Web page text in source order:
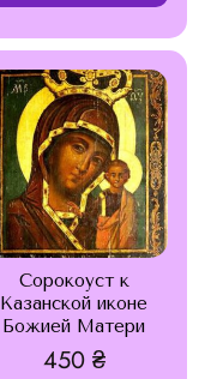
Сорокоуст к
Казанской иконе
Божией Матери
450 ₴